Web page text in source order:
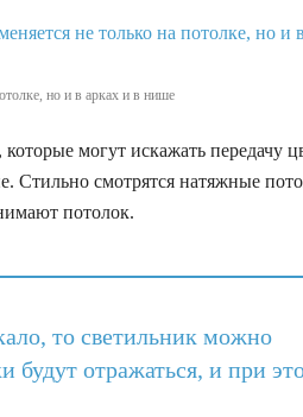
но и в арках и в нише
могут искажать передачу
Стильно смотрятся натяжные
потолок.
то светильник можно
будут отражаться, и при